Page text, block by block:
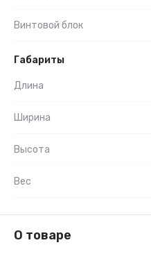
Винтовой блок
Габариты
Длина
Ширина
Высота
Вес
О товаре